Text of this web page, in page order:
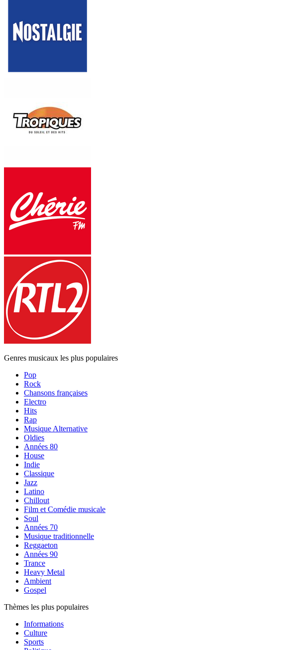
Genres musicaux les plus populaires
Pop
Rock
Chansons françaises
Electro
Hits
Rap
Musique Alternative
Oldies
Années 80
House
Indie
Classique
Jazz
Latino
Chillout
Film et Comédie musicale
Soul
Années 70
Musique traditionnelle
Reggaeton
Années 90
Trance
Heavy Metal
Ambient
Gospel
Thèmes les plus populaires
Informations
Culture
Sports